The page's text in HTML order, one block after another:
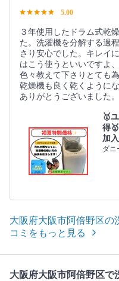
5.00
３年使用したドラム式乾
た。洗濯機を分解する過
さり安心でした。キレイ
はこう使うといいですよ
色々教えて下さりとても
乾燥機も良く乾くように
ありがとうございました。
🥇
得
加
ダニ
大阪府大阪市阿倍野区の
コミをもっと見る
大阪府大阪市阿倍野区で